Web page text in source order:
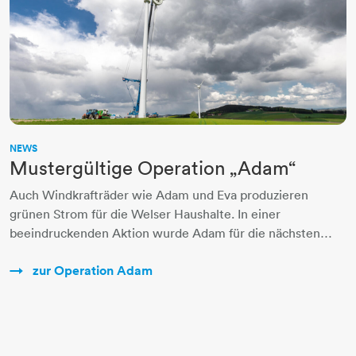
NEWS
Mustergültige Operation „Adam“
Auch Windkrafträder wie Adam und Eva produzieren
grünen Strom für die Welser Haushalte. In einer
beeindruckenden Aktion wurde Adam für die nächsten…
zur Operation Adam